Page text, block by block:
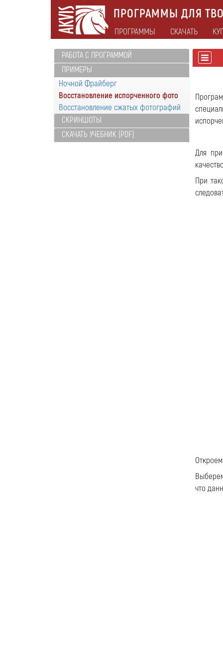
ПРОГРАММЫ ДЛЯ
ПРОГРАММЫ СКАЧАТЬ
РАБОТА С ПРОГРАММОЙ
ПРИМЕРЫ
Ночной Фрайберг
Восстановление испорченного фото
Восстановление сжатых фотографий
СКРИНШОТЫ
СКАЧАТЬ УЧЕБНИК (PDF)
Для
При
что